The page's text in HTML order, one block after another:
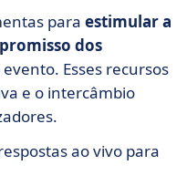
para estimular a
dos
Esses recursos
e o intercâmbio
ao vivo para